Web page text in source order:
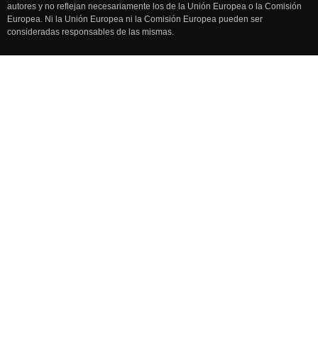
autores y no reflejan necesariamente los de la Unión Europea o la Comisión
Europea. Ni la Unión Europea ni la Comisión Europea pueden ser
consideradas responsables de las mismas.